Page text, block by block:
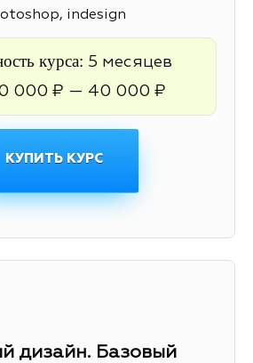
indesign
курса: 5 месяцев
000 ₽ — 40 000 ₽
КУПИТЬ КУРС
дизайн. Базовый